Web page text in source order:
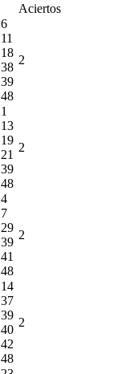
Aciertos
6
11
18
38
39
48
2
1
13
19
21
39
48
2
4
7
29
39
41
48
2
14
37
39
40
42
48
2